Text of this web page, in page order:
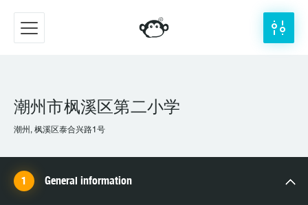
潮州市枫溪区第二小学
潮州, 枫溪区泰合兴路1号
General information